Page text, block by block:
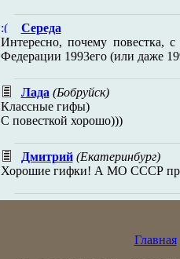
Середа
Интересно, почему повестка,
Федерации 1993его (или даже
Лада (Бобруйск)
Классные гифы)
С повесткой хорошо)))
Дмитрий (Екатеринбург)
Хорошие гифки! А МО СССР
Главная